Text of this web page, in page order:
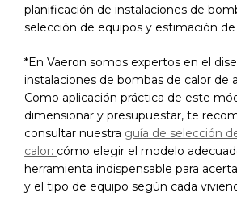
planificación de instalaciones de
selección de equipos y estimación
*En Vaeron somos expertos en el
instalaciones de bombas de calor de
Como aplicación práctica de este
dimensionar y presupuestar, te
consultar nuestra guía de selección
calor: cómo elegir el modelo
herramienta indispensable para
y el tipo de equipo según cada